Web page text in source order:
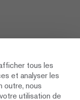
tous les
et analyser les
outre, nous
utilisation de